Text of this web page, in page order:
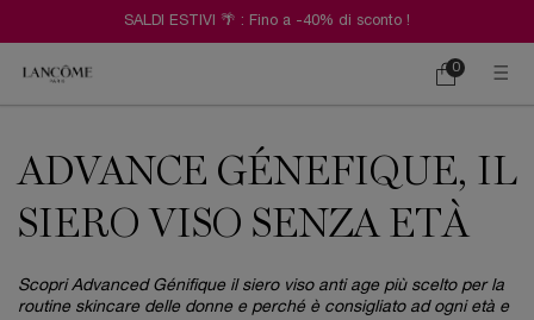
SALDI ESTIVI 🌴 : Fino a -40% di sconto !
Carrello
0
0 prodotto
ADVANCE GÉNEFIQUE, IL
SIERO VISO SENZA ETÀ
Scopri Advanced Génifique il siero viso anti age più scelto per la
routine skincare delle donne e perché è consigliato ad ogni età e